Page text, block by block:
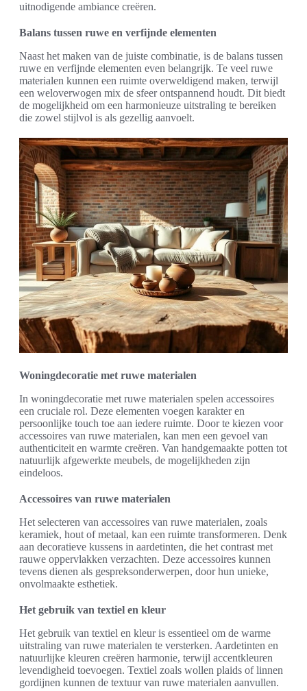
uitnodigende ambiance creëren.
Balans tussen ruwe en verfijnde elementen
Naast het maken van de juiste combinatie, is de balans tussen
ruwe en verfijnde elementen even belangrijk. Te veel ruwe
materialen kunnen een ruimte overweldigend maken, terwijl
een weloverwogen mix de sfeer ontspannend houdt. Dit biedt
de mogelijkheid om een harmonieuze uitstraling te bereiken
die zowel stijlvol is als gezellig aanvoelt.
Woningdecoratie met ruwe materialen
In woningdecoratie met ruwe materialen spelen accessoires
een cruciale rol. Deze elementen voegen karakter en
persoonlijke touch toe aan iedere ruimte. Door te kiezen voor
accessoires van ruwe materialen, kan men een gevoel van
authenticiteit en warmte creëren. Van handgemaakte potten tot
natuurlijk afgewerkte meubels, de mogelijkheden zijn
eindeloos.
Accessoires van ruwe materialen
Het selecteren van accessoires van ruwe materialen, zoals
keramiek, hout of metaal, kan een ruimte transformeren. Denk
aan decoratieve kussens in aardetinten, die het contrast met
rauwe oppervlakken verzachten. Deze accessoires kunnen
tevens dienen als gespreksonderwerpen, door hun unieke,
onvolmaakte esthetiek.
Het gebruik van textiel en kleur
Het gebruik van textiel en kleur is essentieel om de warme
uitstraling van ruwe materialen te versterken. Aardetinten en
natuurlijke kleuren creëren harmonie, terwijl accentkleuren
levendigheid toevoegen. Textiel zoals wollen plaids of linnen
gordijnen kunnen de textuur van ruwe materialen aanvullen.